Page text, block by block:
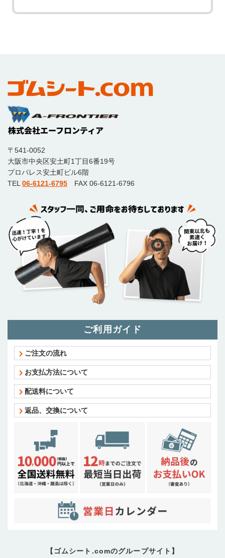
〒541-0052
大阪市中央区安土町1丁目6番19号
プロパレス安土町ビル6階
TEL 06-6121-6795 FAX 06-6121-6796
ご利用ガイド
ご注文の流れ
お支払方法について
配送料について
返品、交換について
【ゴムシート.comのグループサイト】